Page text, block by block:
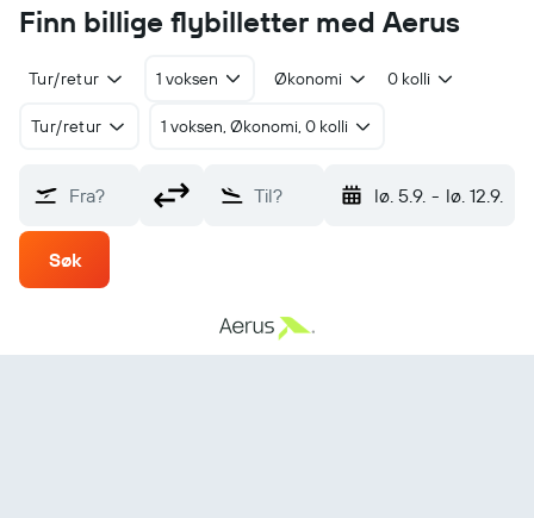
Finn billige flybilletter med Aerus
Tur/retur 1 voksen Økonomi 0 kolli
Tur/retur 1 voksen, Økonomi, 0 kolli
Fra? Til? lø. 5.9. - lø. 12.9.
Søk